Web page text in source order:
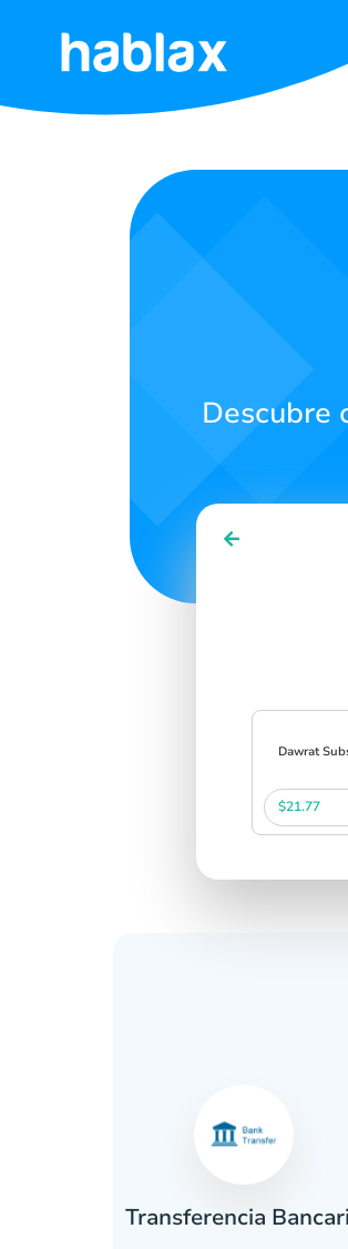
Inicio
Descubre
Dawrat
$21.77
Transferencia